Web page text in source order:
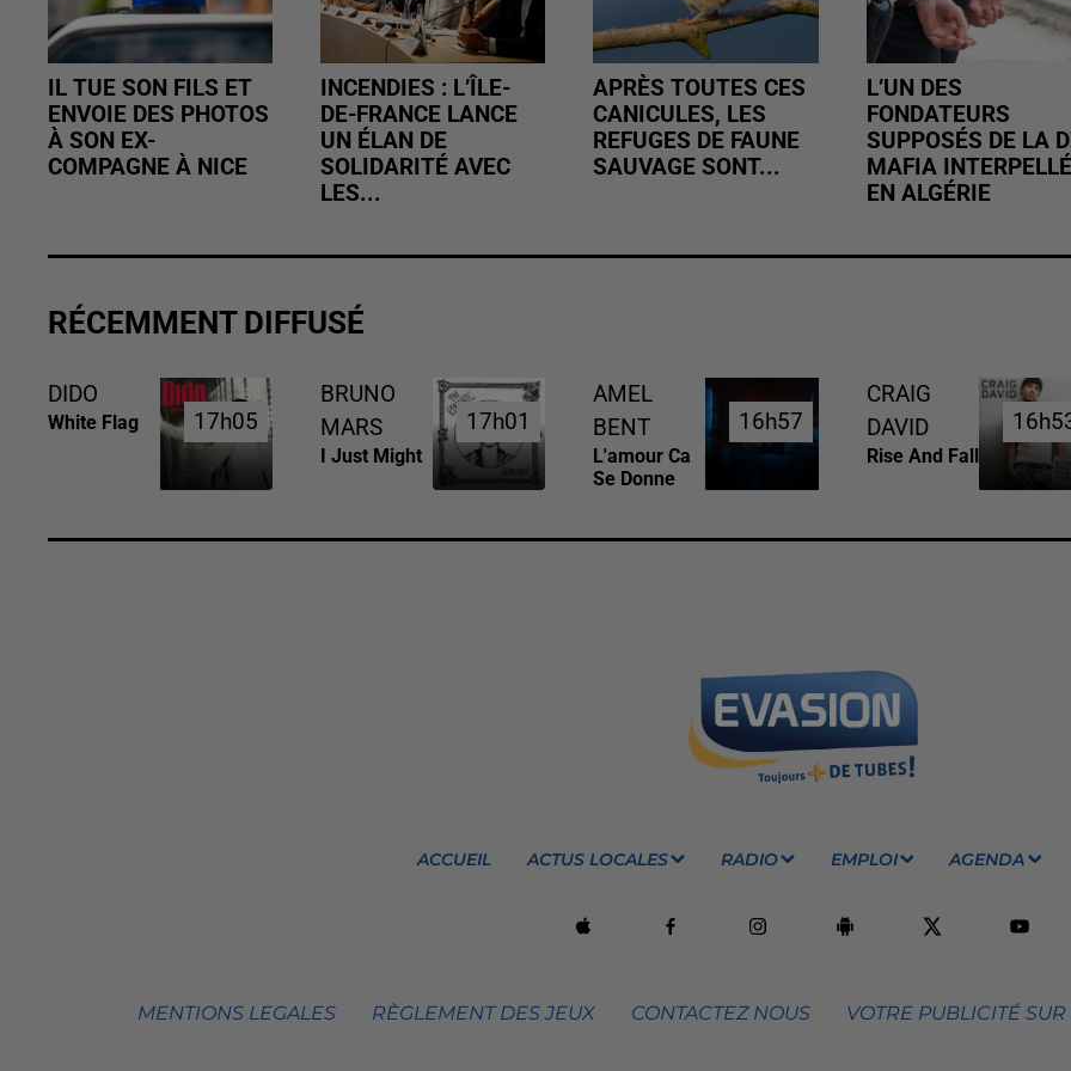
IL TUE SON FILS ET
ENVOIE DES PHOTOS
À SON EX-
COMPAGNE À NICE
INCENDIES : L’ÎLE-
DE-FRANCE LANCE
UN ÉLAN DE
SOLIDARITÉ AVEC
LES...
APRÈS TOUTES CES
CANICULES, LES
REFUGES DE FAUNE
SAUVAGE SONT...
L’UN DES
FONDATEURS
SUPPOSÉS DE LA
MAFIA INTERPELLÉ
EN ALGÉRIE
RÉCEMMENT DIFFUSÉ
DIDO
White Flag 17h05
17h05
BRUNO
MARS
I Just Might
17h01
17h01
AMEL
BENT
L'amour Ca
Se Donne
16h57
16h57
CRAIG
DAVID
Rise And Fall
ACCUEIL ACTUS LOCALES RADIO EMPLOI AGENDA
MENTIONS LEGALES RÈGLEMENT DES JEUX CONTACTEZ NOUS VOTRE PUBLICITÉ